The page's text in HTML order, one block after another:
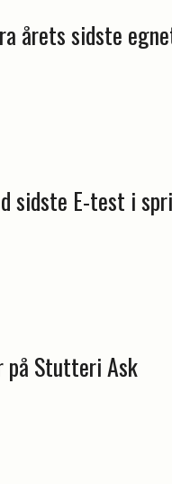
årets sidste
sidste E-test i
på Stutteri Ask